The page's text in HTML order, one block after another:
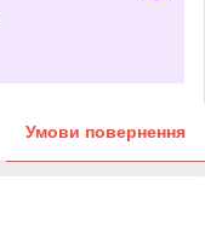
Умови повернення